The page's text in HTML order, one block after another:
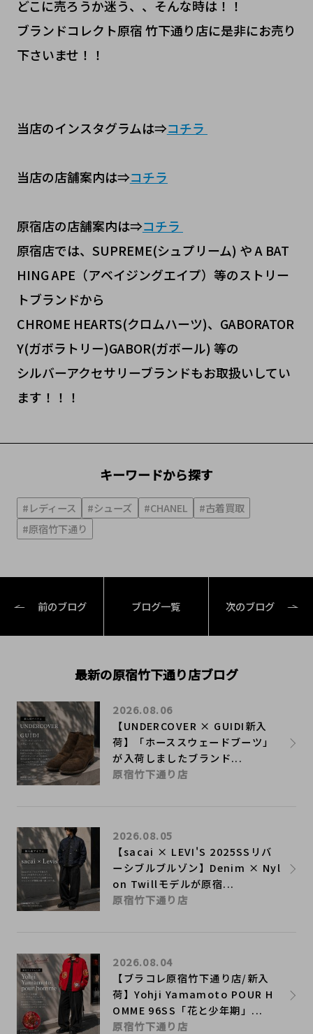
どこに売ろうか迷う、、そんな時は！！
ブランドコレクト原宿 竹下通り店に是非にお売り
下さいませ！！
当店のインスタグラムは⇒コチラ
当店の店舗案内は⇒コチラ
原宿店の店舗案内は⇒コチラ
原宿店では、SUPREME(シュプリーム) や A BAT
HING APE（アベイジングエイプ）等のストリー
トブランドから
CHROME HEARTS(クロムハーツ)、GABORATOR
Y(ガボラトリー)GABOR(ガボール) 等の
シルバーアクセサリーブランドもお取扱いしてい
ます！！！
キーワードから探す
#レディース #シューズ #CHANEL
#古着買取
#原宿竹下通り
前のブログ ブログ一覧 次のブログ
最新の原宿竹下通り店ブログ
【UNDERCOVER × GUIDI新入
荷】「ホーススウェードブーツ」
が入荷しましたブランド...
2026.08.06
原宿竹下通り店
【sacai × LEVI'S 2025SSリバ
ーシブルブルゾン】Denim × Nyl
on Twillモデルが原宿...
2026.08.05
原宿竹下通り店
【ブラコレ原宿竹下通り店/新入
荷】Yohji Yamamoto POUR H
OMME 96SS「花と少年期」...
2026.08.04
原宿竹下通り店